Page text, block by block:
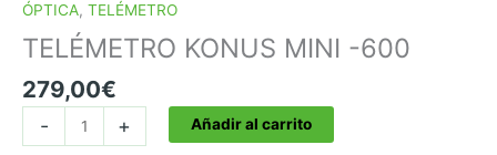
ÓPTICA, TELÉMETRO
TELÉMETRO KONUS MINI -600
279,00€
-
TELÉMETRO
KONUS
+ Añadir al carrito